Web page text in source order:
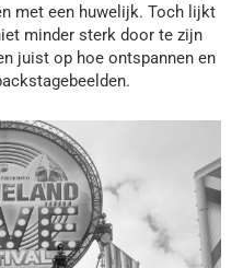
met een huwelijk. Toch lijkt
minder sterk door te zijn
juist op hoe ontspannen en